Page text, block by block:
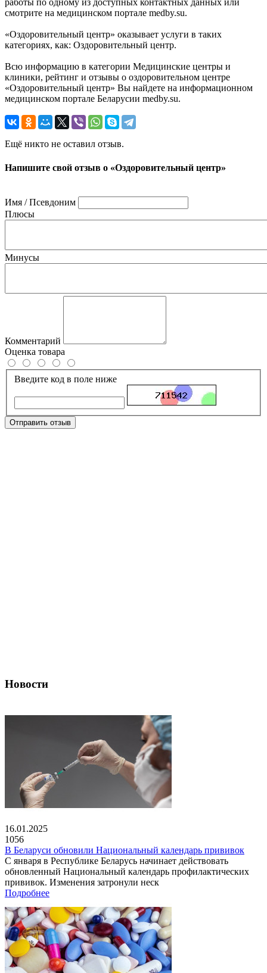
работы по одному из доступных контактных данных или
смотрите на медицинском портале medby.su.
«Оздоровительный центр» оказывает услуги в таких
категориях, как: Оздоровительный центр.
Всю информацию в категории Медицинские центры и
клиники, рейтинг и отзывы о оздоровительном центре
«Оздоровительный центр» Вы найдете на информационном
медицинском портале Беларусии medby.su.
Ещё никто не оставил отзыв.
Напишите свой отзыв о «Оздоровительный центр»
Имя / Псевдоним
Плюсы
Минусы
Комментарий
Оценка товара
Введите код в поле ниже
Отправить отзыв
Новости
16.01.2025
1056
В Беларуси обновили Национальный календарь прививок
С января в Республике Беларусь начинает действовать
обновленный Национальный календарь профилактических
прививок. Изменения затронули неск
Подробнее